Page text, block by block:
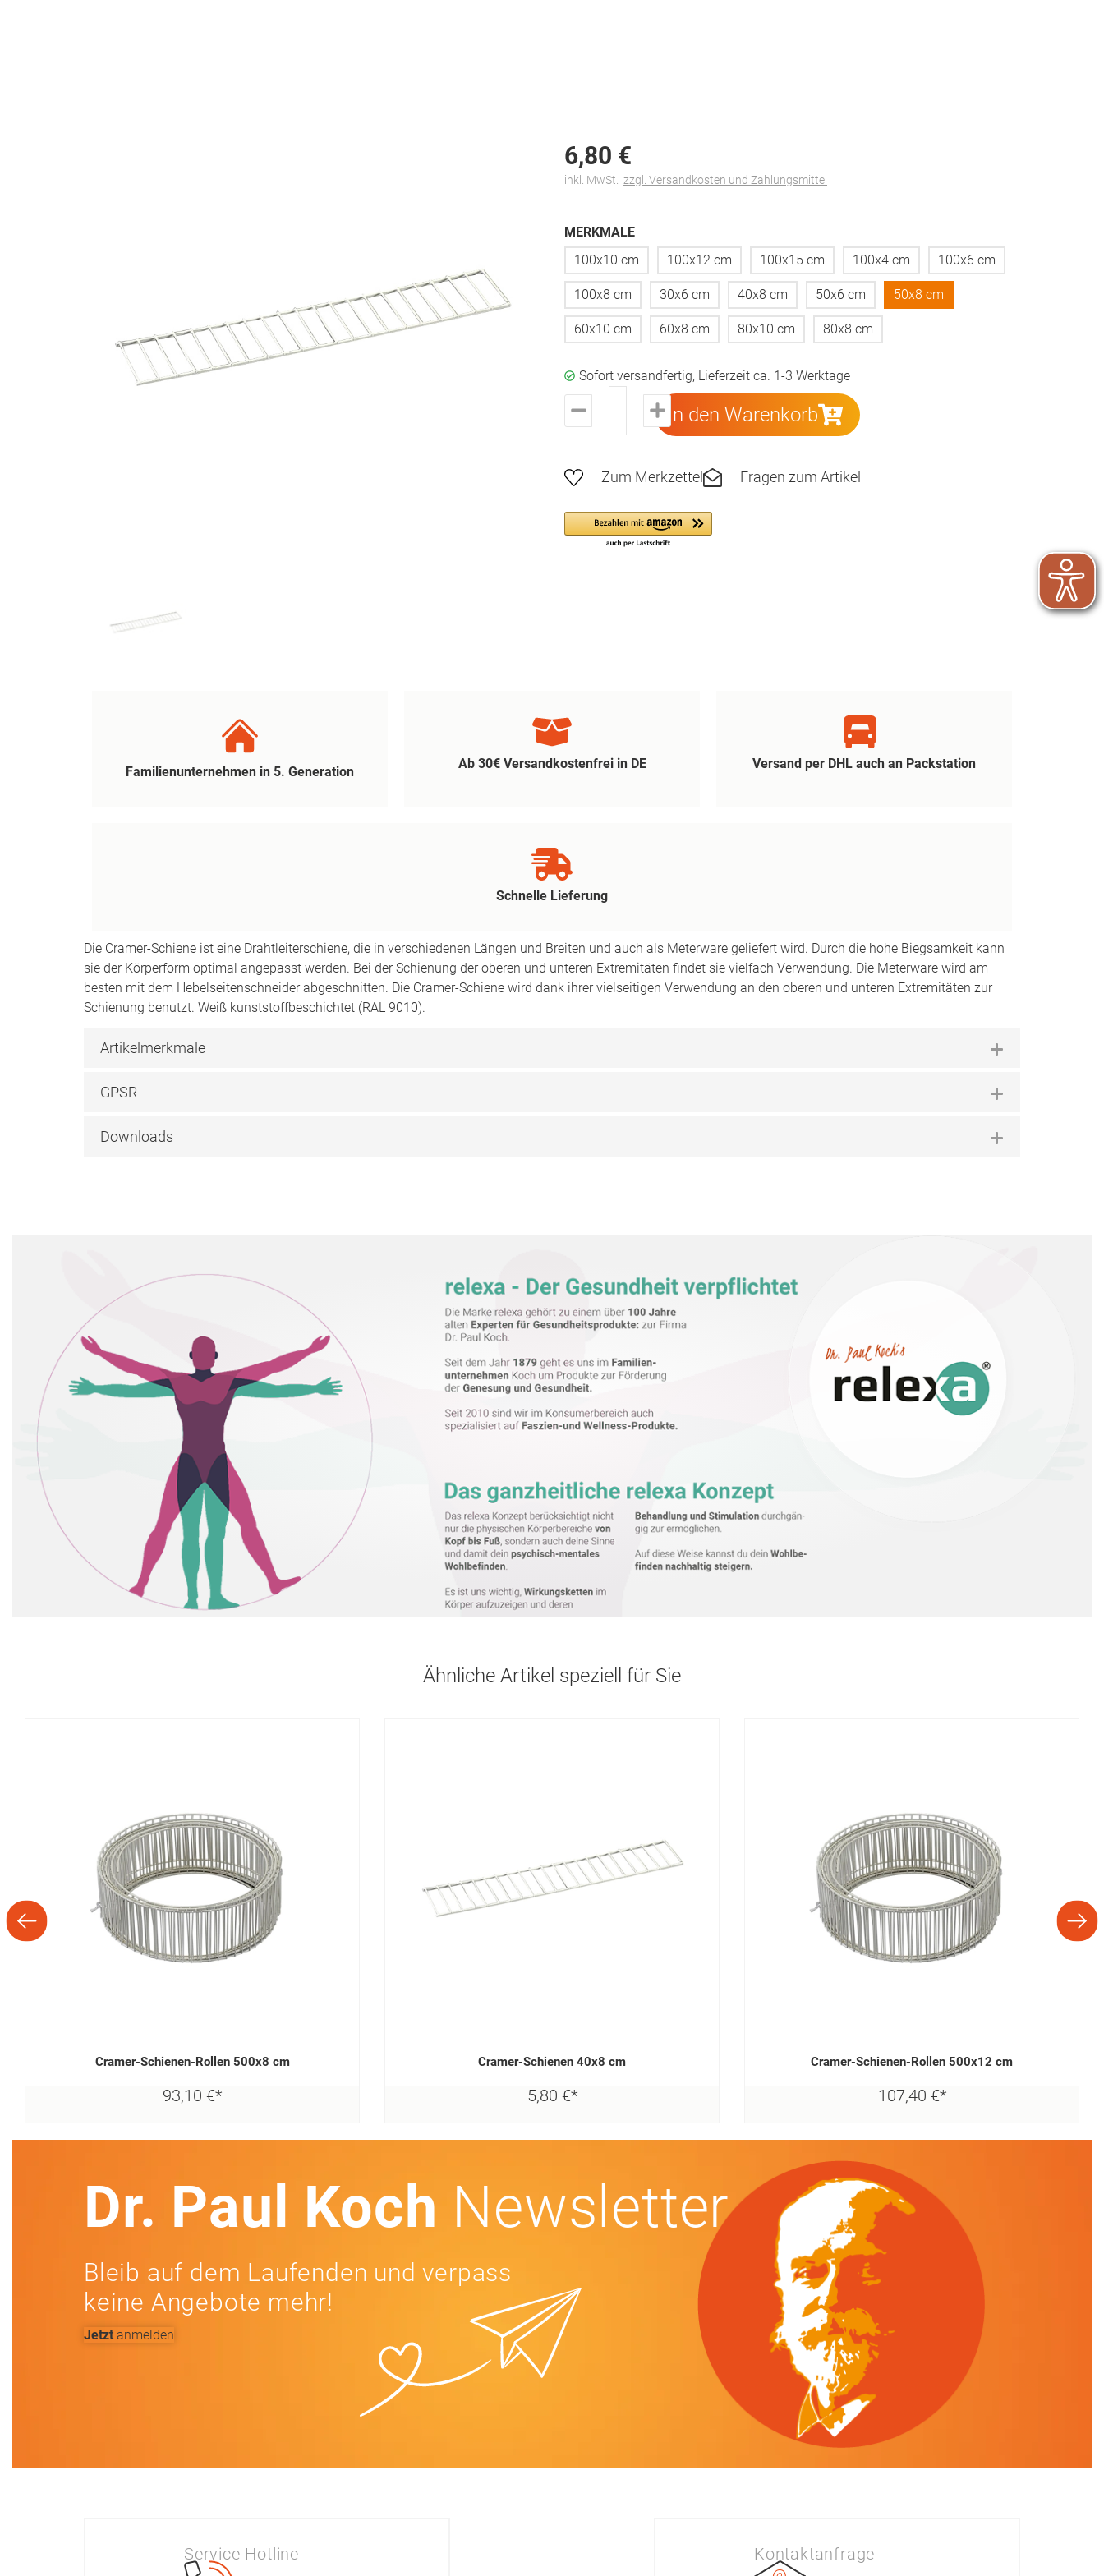
6,80 €
inkl. MwSt. zzgl. Versandkosten und Zahlungsmittel
MERKMALE
100x10 cm
100x12 cm 100x15 cm 100x4 cm 100x6 cm
100x8 cm 30x6 cm 40x8 cm 50x6 cm 50x8 cm
60x10 cm 60x8 cm 80x10 cm 80x8 cm
Sofort versandfertig, Lieferzeit ca. 1-3 Werktage
In den Warenkorb
Zum Merkzettel Fragen zum Artikel
Familienunternehmen in 5. Generation
Ab 30€ Versandkostenfrei in DE Versand per DHL auch an Packstation
Schnelle Lieferung
Die Cramer-Schiene ist eine Drahtleiterschiene, die in verschiedenen Längen und Breiten und auch als Meterware geliefert wird. Durch die hohe Biegsamkeit kann
sie der Körperform optimal angepasst werden. Bei der Schienung der oberen und unteren Extremitäten findet sie vielfach Verwendung. Die Meterware wird am
besten mit dem Hebelseitenschneider abgeschnitten. Die Cramer-Schiene wird dank ihrer vielseitigen Verwendung an den oberen und unteren Extremitäten zur
Schienung benutzt. Weiß kunststoffbeschichtet (RAL 9010).
Artikelmerkmale
GPSR
Downloads
Ähnliche Artikel speziell für Sie
Cramer-Schienen-Rollen 500x8 cm
93,10 €*
Cramer-Schienen 40x8 cm
5,80 €*
Cramer-Schienen-Rollen 500x12 cm
107,40 €*
Dr. Paul Koch Newsletter
Bleib auf dem Laufenden und verpass
keine Angebote mehr!
Jetzt anmelden
Service Hotline Kontaktanfrage